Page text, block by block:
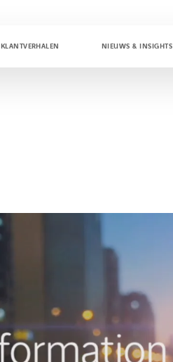
KLANTVERHALEN NIEUWS & INSIGHTS